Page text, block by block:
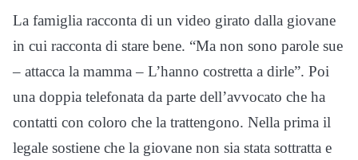
La famiglia racconta di un video girato dalla giovane
in cui racconta di stare bene. “Ma non sono parole sue
– attacca la mamma – L’hanno costretta a dirle”. Poi
una doppia telefonata da parte dell’avvocato che ha
contatti con coloro che la trattengono. Nella prima il
legale sostiene che la giovane non sia stata sottratta e